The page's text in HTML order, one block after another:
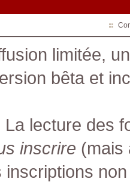
limitée,
bêta et
La lecture des
inscrire (mais
inscriptions